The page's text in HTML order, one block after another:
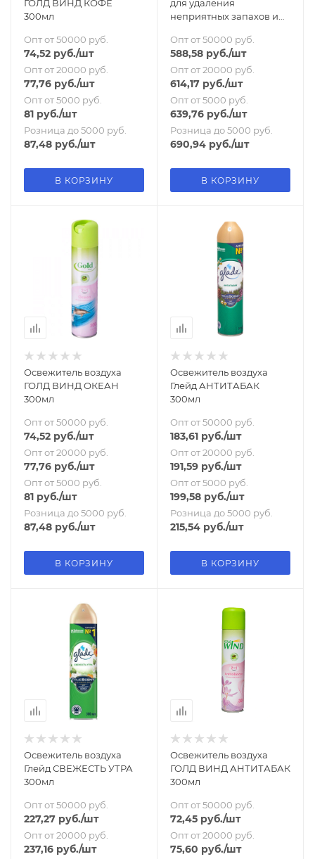
ГОЛД ВИНД КОФЕ
300мл
Опт от 50000 руб.
74,52 руб./шт
Опт от 20000 руб.
77,76 руб./шт
Опт от 5000 руб.
81 руб./шт
Розница до 5000 руб.
87,48 руб./шт
В КОРЗИНУ
для удаления
неприятных запахов и
Опт от 50000 руб.
588,58 руб./шт
Опт от 20000 руб.
614,17 руб./шт
Опт от 5000 руб.
639,76 руб./шт
Розница до 5000 руб.
690,94 руб./шт
В КОРЗИНУ
Освежитель воздуха
ГОЛД ВИНД ОКЕАН
300мл
Опт от 50000 руб.
74,52 руб./шт
Опт от 20000 руб.
77,76 руб./шт
Опт от 5000 руб.
81 руб./шт
Розница до 5000 руб.
87,48 руб./шт
В КОРЗИНУ
Освежитель воздуха
Глейд АНТИТАБАК
300мл
Опт от 50000 руб.
183,61 руб./шт
Опт от 20000 руб.
191,59 руб./шт
Опт от 5000 руб.
199,58 руб./шт
Розница до 5000 руб.
215,54 руб./шт
В КОРЗИНУ
Освежитель воздуха
Глейд СВЕЖЕСТЬ УТРА
300мл
Опт от 50000 руб.
227,27 руб./шт
Опт от 20000 руб.
237,16 руб./шт
Освежитель воздуха
ГОЛД ВИНД АНТИТАБАК
300мл
Опт от 50000 руб.
72,45 руб./шт
Опт от 20000 руб.
75,60 руб./шт